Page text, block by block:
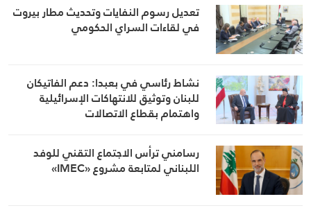
تعديل رسوم النفايات وتحديث مطار بيروت
في لقاءات السراي الحكومي
نشاط رئاسي في بعبدا: دعم الفاتيكان
للبنان وتوثيق للانتهاكات الإسرائيلية
واهتمام بقطاع الاتصالات
رسامني ترأس الاجتماع التقني للوفد
اللبناني لمتابعة مشروع «IMEC»